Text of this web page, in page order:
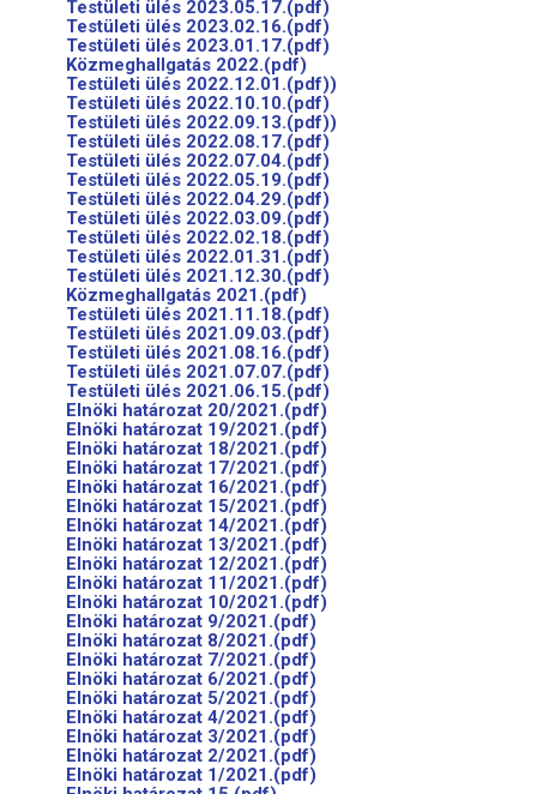
Testületi ülés 2023.05.17.(pdf)
Testületi ülés 2023.02.16.(pdf)
Testületi ülés 2023.01.17.(pdf)
Közmeghallgatás 2022.(pdf)
Testületi ülés 2022.12.01.(pdf))
Testületi ülés 2022.10.10.(pdf)
Testületi ülés 2022.09.13.(pdf))
Testületi ülés 2022.08.17.(pdf)
Testületi ülés 2022.07.04.(pdf)
Testületi ülés 2022.05.19.(pdf)
Testületi ülés 2022.04.29.(pdf)
Testületi ülés 2022.03.09.(pdf)
Testületi ülés 2022.02.18.(pdf)
Testületi ülés 2022.01.31.(pdf)
Testületi ülés 2021.12.30.(pdf)
Közmeghallgatás 2021.(pdf)
Testületi ülés 2021.11.18.(pdf)
Testületi ülés 2021.09.03.(pdf)
Testületi ülés 2021.08.16.(pdf)
Testületi ülés 2021.07.07.(pdf)
Testületi ülés 2021.06.15.(pdf)
Elnöki határozat 20/2021.(pdf)
Elnöki határozat 19/2021.(pdf)
Elnöki határozat 18/2021.(pdf)
Elnöki határozat 17/2021.(pdf)
Elnöki határozat 16/2021.(pdf)
Elnöki határozat 15/2021.(pdf)
Elnöki határozat 14/2021.(pdf)
Elnöki határozat 13/2021.(pdf)
Elnöki határozat 12/2021.(pdf)
Elnöki határozat 11/2021.(pdf)
Elnöki határozat 10/2021.(pdf)
Elnöki határozat 9/2021.(pdf)
Elnöki határozat 8/2021.(pdf)
Elnöki határozat 7/2021.(pdf)
Elnöki határozat 6/2021.(pdf)
Elnöki határozat 5/2021.(pdf)
Elnöki határozat 4/2021.(pdf)
Elnöki határozat 3/2021.(pdf)
Elnöki határozat 2/2021.(pdf)
Elnöki határozat 1/2021.(pdf)